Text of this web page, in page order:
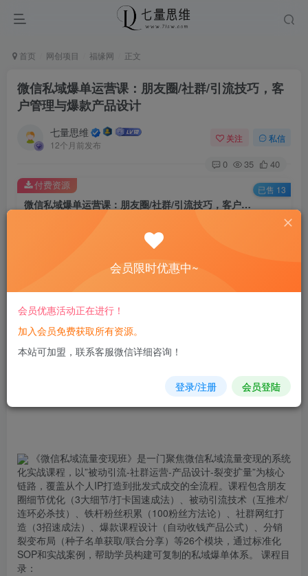
首页 网创项目 福缘网 正文
微信私域爆单运营课：朋友圈/社群/引流技巧，客
户管理与爆款产品设计
七量思维
12个月前发布
关注 私信
0 35 40
微信私域爆单运营课：朋友圈/社群/引流技巧，客户管理与爆款产品设计
8.8
免费
您当前未登录！建议登陆后购买，可保存购买订单
付费资源 已售 13
《微信私域流量变现班》是一门聚焦微信私域流量变现的系统
化实战课程，以”被动引流-社群运营-产品设计-裂变扩量”为核心
链路，覆盖从个人IP打造到批发式成交的全流程。课程包含朋友
圈细节优化（3大细节/打卡国速成法）、被动引流技术（互推术/
连环必杀技）、铁杆粉丝积累（100粉丝方法论）、社群网红打
造（3招速成法）、爆款课程设计（自动收钱产品公式）、分销
裂变布局（种子名单获取/联合分享）等26个模块，通过标准化
SOP和实战案例，帮助学员构建可复制的私域爆单体系。 课程目
录：
会员限时优惠中~
会员优惠活动正在进行！
加入会员免费获取所有资源。
本站可加盟，联系客服微信详细咨询！
登录/注册 会员登陆